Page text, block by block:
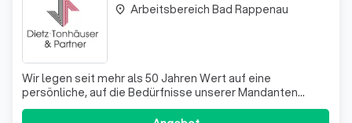
Wir legen seit mehr als 50 Jahren Wert auf eine
persönliche, auf die Bedürfnisse unserer Mandanten
zugeschnittene Beratung. Sie dürfen auf unsere
place Arbeitsbereich Bad Rappenau